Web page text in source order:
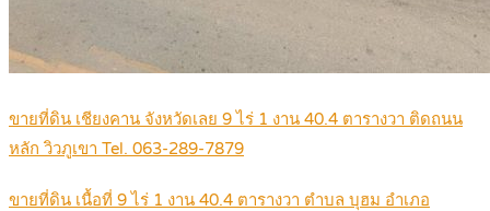
ขายที่ดิน เชียงคาน จังหวัดเลย 9 ไร่ 1 งาน 40.4 ตารางวา ติดถนน
หลัก วิวภูเขา Tel. 063-289-7879
ขายที่ดิน เนื้อที่ 9 ไร่ 1 งาน 40.4 ตารางวา ตำบล บุฮม อำเภอ